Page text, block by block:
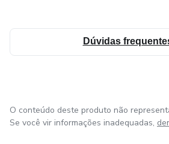
Dúvidas
O conteúdo deste produto não
Se você vir informações inadequadas,